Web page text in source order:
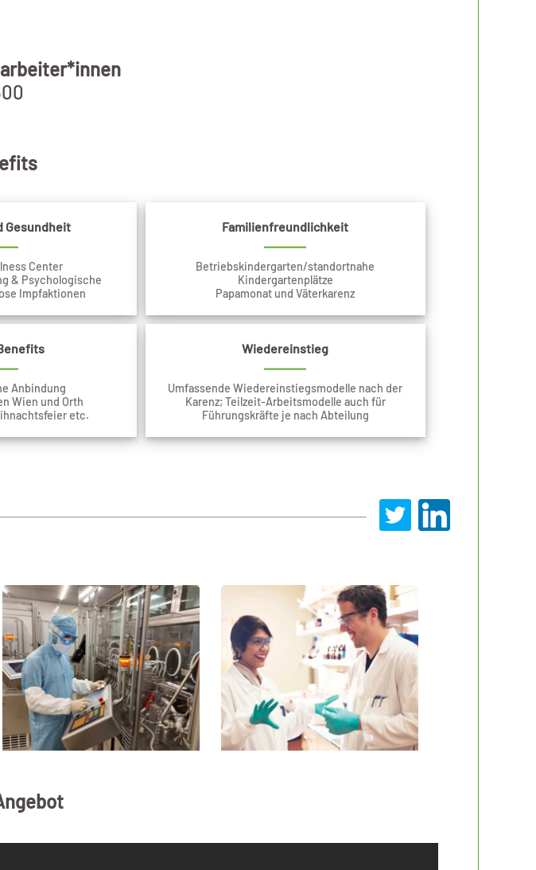
Gesundheit
Center
& Psychologische
Impfaktionen
Familienfreundlichkeit
Betriebskindergarten/standortnahe
Kindergartenplätze
Papamonat und Väterkarenz
Anbindung
Wien und Orth
etc.
Wiedereinstieg
Umfassende Wiedereinstiegsmodelle nach der
Karenz; Teilzeit-Arbeitsmodelle auch für
Führungskräfte je nach Abteilung